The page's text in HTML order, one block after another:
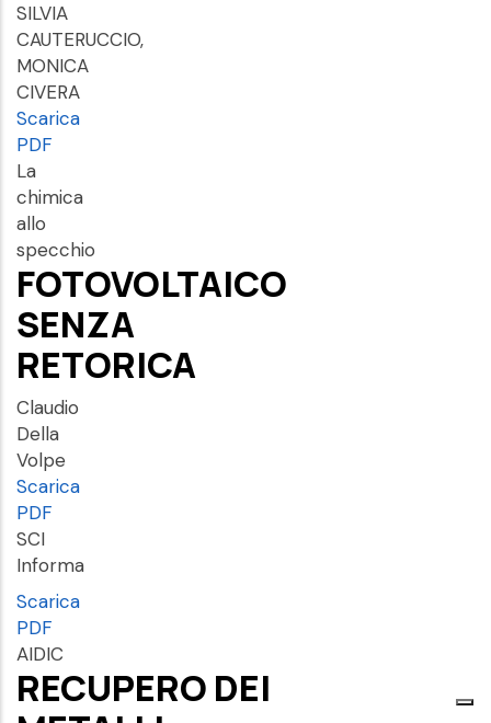
SILVIA
CAUTERUCCIO,
MONICA
CIVERA
Scarica
PDF
La
chimica
allo
specchio
FOTOVOLTAICO
SENZA
RETORICA
Claudio
Della
Volpe
Scarica
PDF
SCI
Informa
Scarica
PDF
AIDIC
RECUPERO DEI